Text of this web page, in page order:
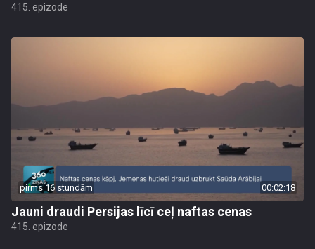
415. epizode
pirms 16 stundām 00:02:18
Jauni draudi Persijas līcī ceļ naftas cenas
415. epizode